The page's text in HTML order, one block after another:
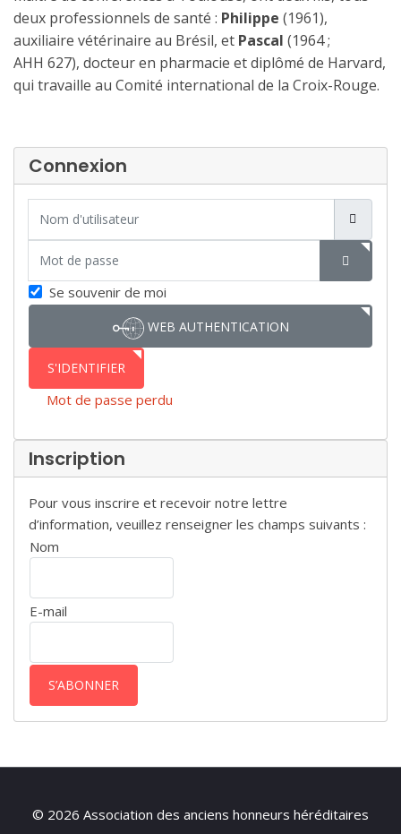
deux professionnels de santé : Philippe (1961),
auxiliaire vétérinaire au Brésil, et Pascal (1964 ;
AHH 627), docteur en pharmacie et diplômé de Harvard,
qui travaille au Comité international de la Croix-Rouge.
Connexion
SHOW
Se souvenir de moi
WEB AUTHENTICATION
S'IDENTIFIER
Mot de passe perdu
Inscription
Pour vous inscrire et recevoir notre lettre
d’information, veuillez renseigner les champs suivants :
Nom
E-mail
© 2026 Association des anciens honneurs héréditaires